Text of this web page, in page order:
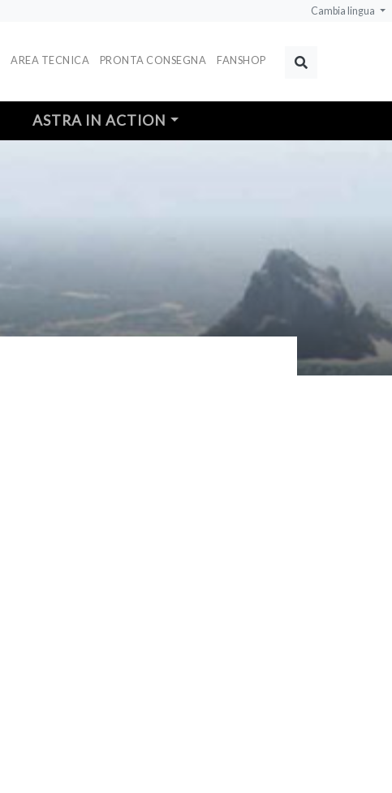
Cambia lingua
AREA TECNICA PRONTA CONSEGNA FANSHOP
ASTRA IN ACTION